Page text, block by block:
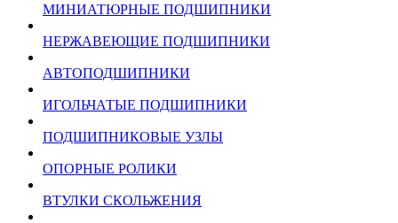
МИНИАТЮРНЫЕ ПОДШИПНИКИ
НЕРЖАВЕЮЩИЕ ПОДШИПНИКИ
АВТОПОДШИПНИКИ
ИГОЛЬЧАТЫЕ ПОДШИПНИКИ
ПОДШИПНИКОВЫЕ УЗЛЫ
ОПОРНЫЕ РОЛИКИ
ВТУЛКИ СКОЛЬЖЕНИЯ